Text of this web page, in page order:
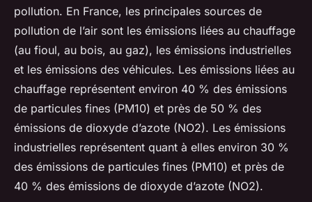
pollution. En France, les principales sources de
pollution de l’air sont les émissions liées au chauffage
(au fioul, au bois, au gaz), les émissions industrielles
et les émissions des véhicules. Les émissions liées au
chauffage représentent environ 40 % des émissions
de particules fines (PM10) et près de 50 % des
émissions de dioxyde d’azote (NO2). Les émissions
industrielles représentent quant à elles environ 30 %
des émissions de particules fines (PM10) et près de
40 % des émissions de dioxyde d’azote (NO2).